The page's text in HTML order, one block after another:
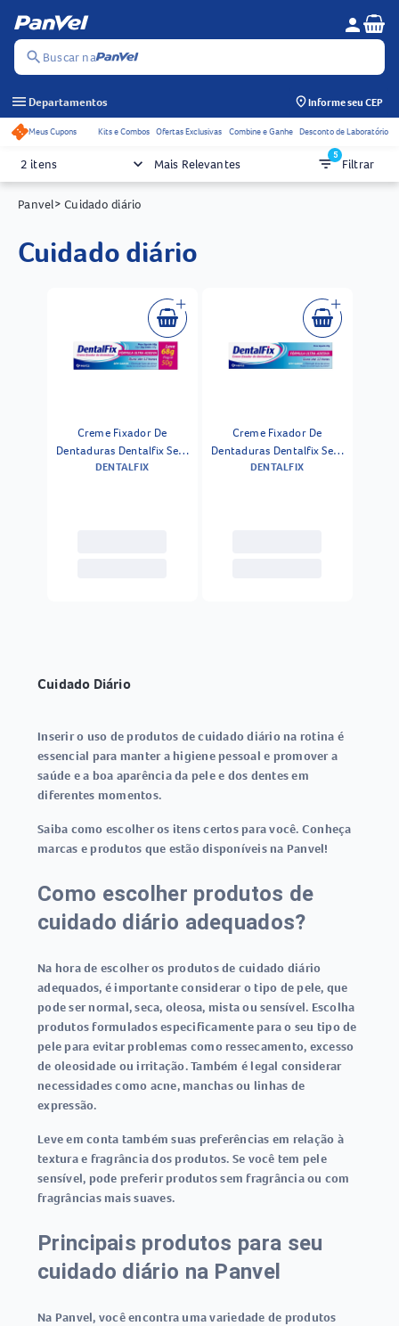
search Buscar na
Menu do
person
menu Departamentos Informe seu CEP
Acessos rápidos do cabeçalho
Meus Cupons Kits e Combos Ofertas Exclusivas Combine e Ganhe Desconto de Laboratório
2 itens keyboard_arrow_down Mais Relevantes filter_list5
Filtrar
Panvel> Cuidado diário
cuidado diário
Creme Fixador De
Dentaduras Dentalfix Sem
Sabor Leve 68g Pague 50g
DENTALFIX
Creme Fixador De
Dentaduras Dentalfix Sem
Sabor 40g
DENTALFIX
Cuidado Diário
Inserir o uso de produtos de cuidado diário na rotina é
essencial para manter a higiene pessoal e promover a
saúde e a boa aparência da pele e dos dentes em
diferentes momentos.
Saiba como escolher os itens certos para você. Conheça
marcas e produtos que estão disponíveis na Panvel!
Como escolher produtos de
cuidado diário adequados?
Na hora de escolher os produtos de cuidado diário
adequados, é importante considerar o tipo de pele, que
pode ser normal, seca, oleosa, mista ou sensível. Escolha
produtos formulados especificamente para o seu tipo de
pele para evitar problemas como ressecamento, excesso
de oleosidade ou irritação. Também é legal considerar
necessidades como acne, manchas ou linhas de
expressão.
Leve em conta também suas preferências em relação à
textura e fragrância dos produtos. Se você tem pele
sensível, pode preferir produtos sem fragrância ou com
fragrâncias mais suaves.
Principais produtos para seu
cuidado diário na Panvel
Na Panvel, você encontra uma variedade de produtos